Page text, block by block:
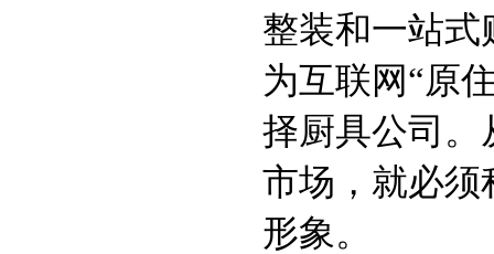
整装和一站式
为互联网“原
择厨具公司。
市场，就必须
形象。